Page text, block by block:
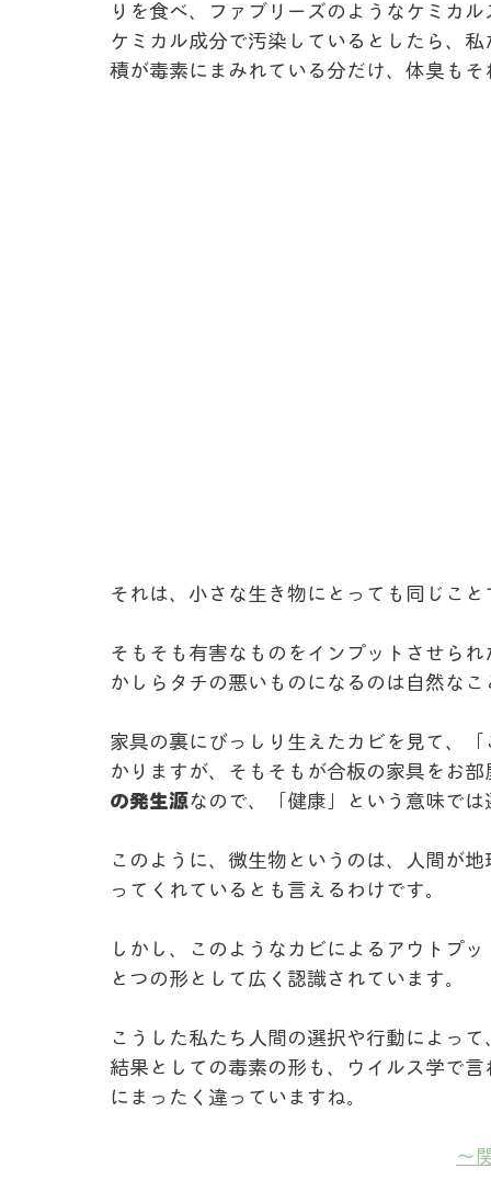
りを食べ、ファブリーズのようなケミカ
ケミカル成分で汚染しているとしたら、
積が毒素にまみれている分だけ、体臭も
それは、小さな生き物にとっても同じこと
そもそも有害なものをインプットさせら
かしらタチの悪いものになるのは自然なこ
家具の裏にびっしり生えたカビを見て、
かりますが、そもそもが合板の家具をお
の発生源なので、「健康」という意味で
このように、微生物というのは、人間が
ってくれているとも言えるわけです。
しかし、このようなカビによるアウトプ
とつの形として広く認識されています。
こうした私たち人間の選択や行動によっ
結果としての毒素の形も、ウイルス学で
にまったく違っていますね。
～